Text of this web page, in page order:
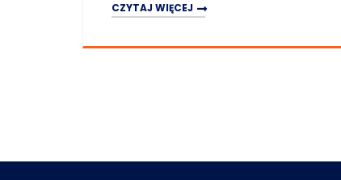
do rejestru. Shandong Bofeng Fan Co
CZYTAJ WIĘCEJ